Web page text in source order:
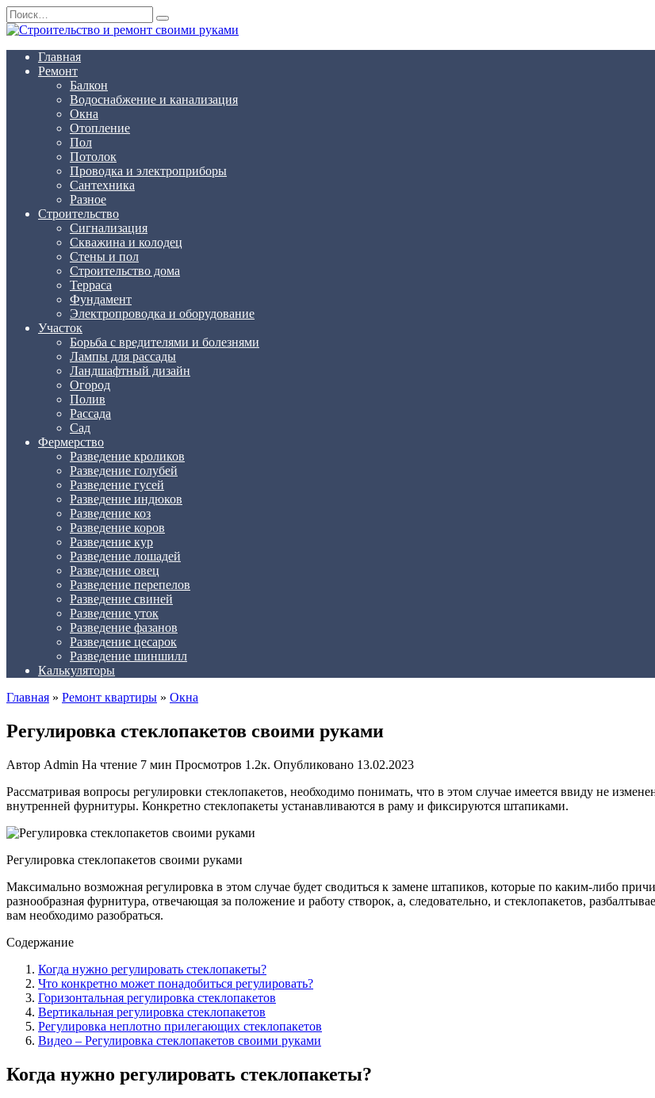
Перейти
к
содержанию
Search
for:
Главная
Ремонт
Балкон
Водоснабжение и канализация
Окна
Отопление
Пол
Потолок
Проводка и электроприборы
Сантехника
Разное
Строительство
Сигнализация
Скважина и колодец
Стены и пол
Строительство дома
Терраса
Фундамент
Электропроводка и оборудование
Участок
Борьба с вредителями и болезнями
Лампы для рассады
Ландшафтный дизайн
Огород
Полив
Рассада
Сад
Фермерство
Разведение кроликов
Разведение голубей
Разведение гусей
Разведение индюков
Разведение коз
Разведение коров
Разведение кур
Разведение лошадей
Разведение овец
Разведение перепелов
Разведение свиней
Разведение уток
Разведение фазанов
Разведение цесарок
Разведение шиншилл
Калькуляторы
Главная » Ремонт квартиры » Окна
Регулировка стеклопакетов своими руками
Автор Admin На чтение 7 мин Просмотров 1.2к. Опубликовано 13.02.2023
Рассматривая вопросы регулировки стеклопакетов, необходимо понимать, что в этом случае имеется ввиду не
внутренней фурнитуры. Конкретно стеклопакеты устанавливаются в раму и фиксируются штапиками.
Регулировка стеклопакетов своими руками
Максимально возможная регулировка в этом случае будет сводиться к замене штапиков, которые по каким-либо
разнообразная фурнитура, отвечающая за положение и работу створок, а, следовательно, и стеклопакетов,
вам необходимо разобраться.
Содержание
Когда нужно регулировать стеклопакеты?
Что конкретно может понадобиться регулировать?
Горизонтальная регулировка стеклопакетов
Вертикальная регулировка стеклопакетов
Регулировка неплотно прилегающих стеклопакетов
Видео – Регулировка стеклопакетов своими руками
Когда нужно регулировать стеклопакеты?